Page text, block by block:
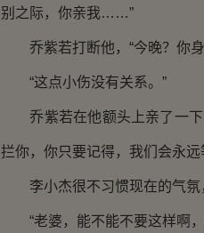
别之际，你亲我……”
乔紫若打断他，“今晚？你身
“这点小伤没有关系。”
乔紫若在他额头上亲了一下
拦你，你只要记得，我们会永远
李小杰很不习惯现在的气氛
“老婆，能不能不要这样啊，